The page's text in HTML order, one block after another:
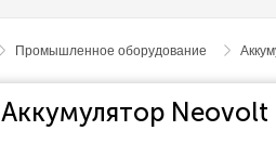
Промышленное оборудование
Аккумулятор